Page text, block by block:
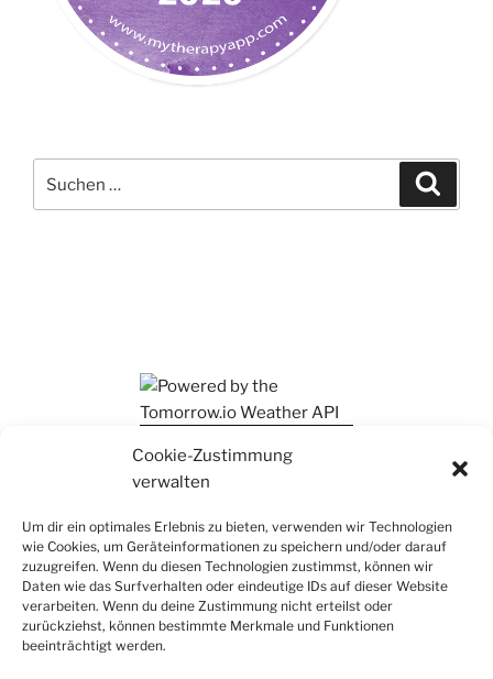
Cookie-Zustimmung
verwalten
Um dir ein optimales Erlebnis zu bieten, verwenden wir Technologien
wie Cookies, um Geräteinformationen zu speichern und/oder darauf
zuzugreifen. Wenn du diesen Technologien zustimmst, können wir
Daten wie das Surfverhalten oder eindeutige IDs auf dieser Website
verarbeiten. Wenn du deine Zustimmung nicht erteilst oder
zurückziehst, können bestimmte Merkmale und Funktionen
beeinträchtigt werden.
nach: